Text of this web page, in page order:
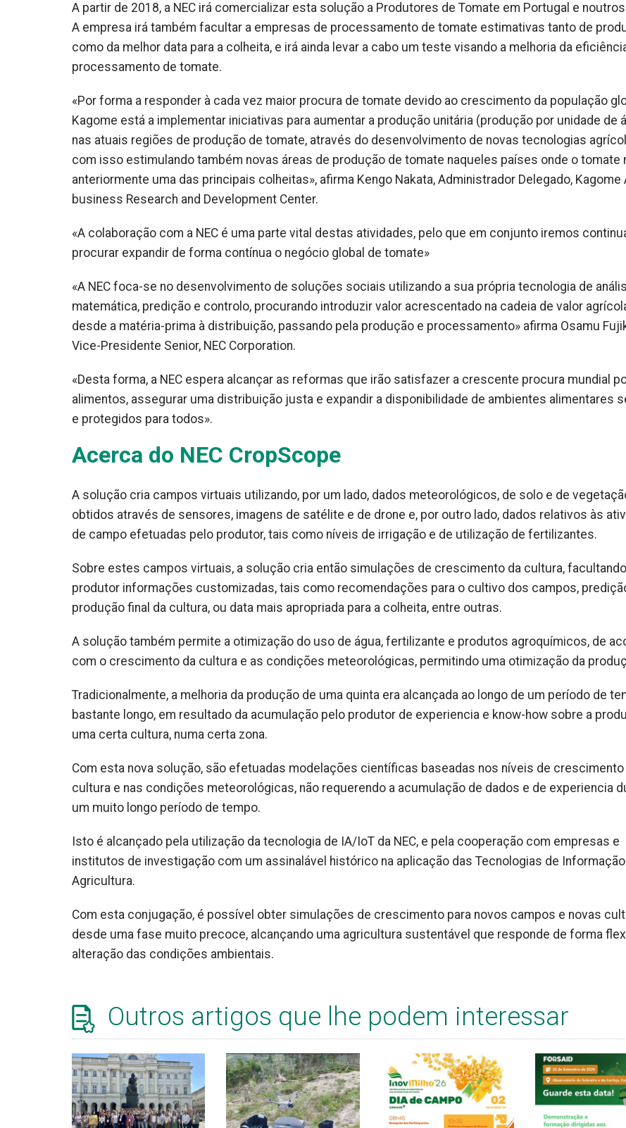
A partir de 2018, a NEC irá comercializar esta solução a Produtores de Tomate em Portugal e
A empresa irá também facultar a empresas de processamento de tomate estimativas tanto de
como da melhor data para a colheita, e irá ainda levar a cabo um teste visando a melhoria da
processamento de tomate.
«Por forma a responder à cada vez maior procura de tomate devido ao crescimento da população
Kagome está a implementar iniciativas para aumentar a produção unitária (produção por unidade de
nas atuais regiões de produção de tomate, através do desenvolvimento de novas tecnologias
com isso estimulando também novas áreas de produção de tomate naqueles países onde o tomate
anteriormente uma das principais colheitas», afirma Kengo Nakata, Administrador Delegado, Kagome
business Research and Development Center.
«A colaboração com a NEC é uma parte vital destas atividades, pelo que em conjunto iremos
procurar expandir de forma contínua o negócio global de tomate»
«A NEC foca-se no desenvolvimento de soluções sociais utilizando a sua própria tecnologia de
matemática, predição e controlo, procurando introduzir valor acrescentado na cadeia de valor
desde a matéria-prima à distribuição, passando pela produção e processamento» afirma Osamu
Vice-Presidente Senior, NEC Corporation.
«Desta forma, a NEC espera alcançar as reformas que irão satisfazer a crescente procura mundial
alimentos, assegurar uma distribuição justa e expandir a disponibilidade de ambientes alimentares
e protegidos para todos».
Acerca do NEC CropScope
A solução cria campos virtuais utilizando, por um lado, dados meteorológicos, de solo e de
obtidos através de sensores, imagens de satélite e de drone e, por outro lado, dados relativos às
de campo efetuadas pelo produtor, tais como níveis de irrigação e de utilização de fertilizantes.
Sobre estes campos virtuais, a solução cria então simulações de crescimento da cultura,
produtor informações customizadas, tais como recomendações para o cultivo dos campos,
produção final da cultura, ou data mais apropriada para a colheita, entre outras.
A solução também permite a otimização do uso de água, fertilizante e produtos agroquímicos, de
com o crescimento da cultura e as condições meteorológicas, permitindo uma otimização da
Tradicionalmente, a melhoria da produção de uma quinta era alcançada ao longo de um período de
bastante longo, em resultado da acumulação pelo produtor de experiencia e know-how sobre a
uma certa cultura, numa certa zona.
Com esta nova solução, são efetuadas modelações científicas baseadas nos níveis de crescimento
cultura e nas condições meteorológicas, não requerendo a acumulação de dados e de experiencia
um muito longo período de tempo.
Isto é alcançado pela utilização da tecnologia de IA/IoT da NEC, e pela cooperação com empresas e
institutos de investigação com um assinalável histórico na aplicação das Tecnologias de
Agricultura.
Com esta conjugação, é possível obter simulações de crescimento para novos campos e novas
desde uma fase muito precoce, alcançando uma agricultura sustentável que responde de forma
alteração das condições ambientais.
Outros artigos que lhe podem interessar